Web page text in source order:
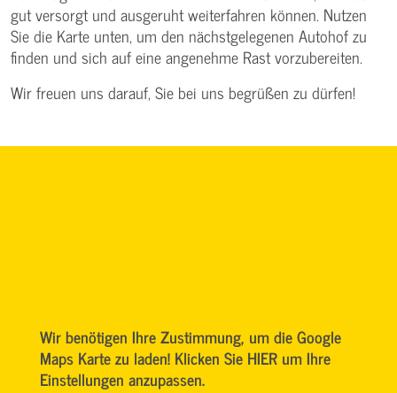
gut versorgt und ausgeruht weiterfahren können. Nutzen
Sie die Karte unten, um den nächstgelegenen Autohof zu
finden und sich auf eine angenehme Rast vorzubereiten.
Wir freuen uns darauf, Sie bei uns begrüßen zu dürfen!
Wir benötigen Ihre Zustimmung, um die Google
Maps Karte zu laden! Klicken Sie HIER um Ihre
Einstellungen anzupassen.